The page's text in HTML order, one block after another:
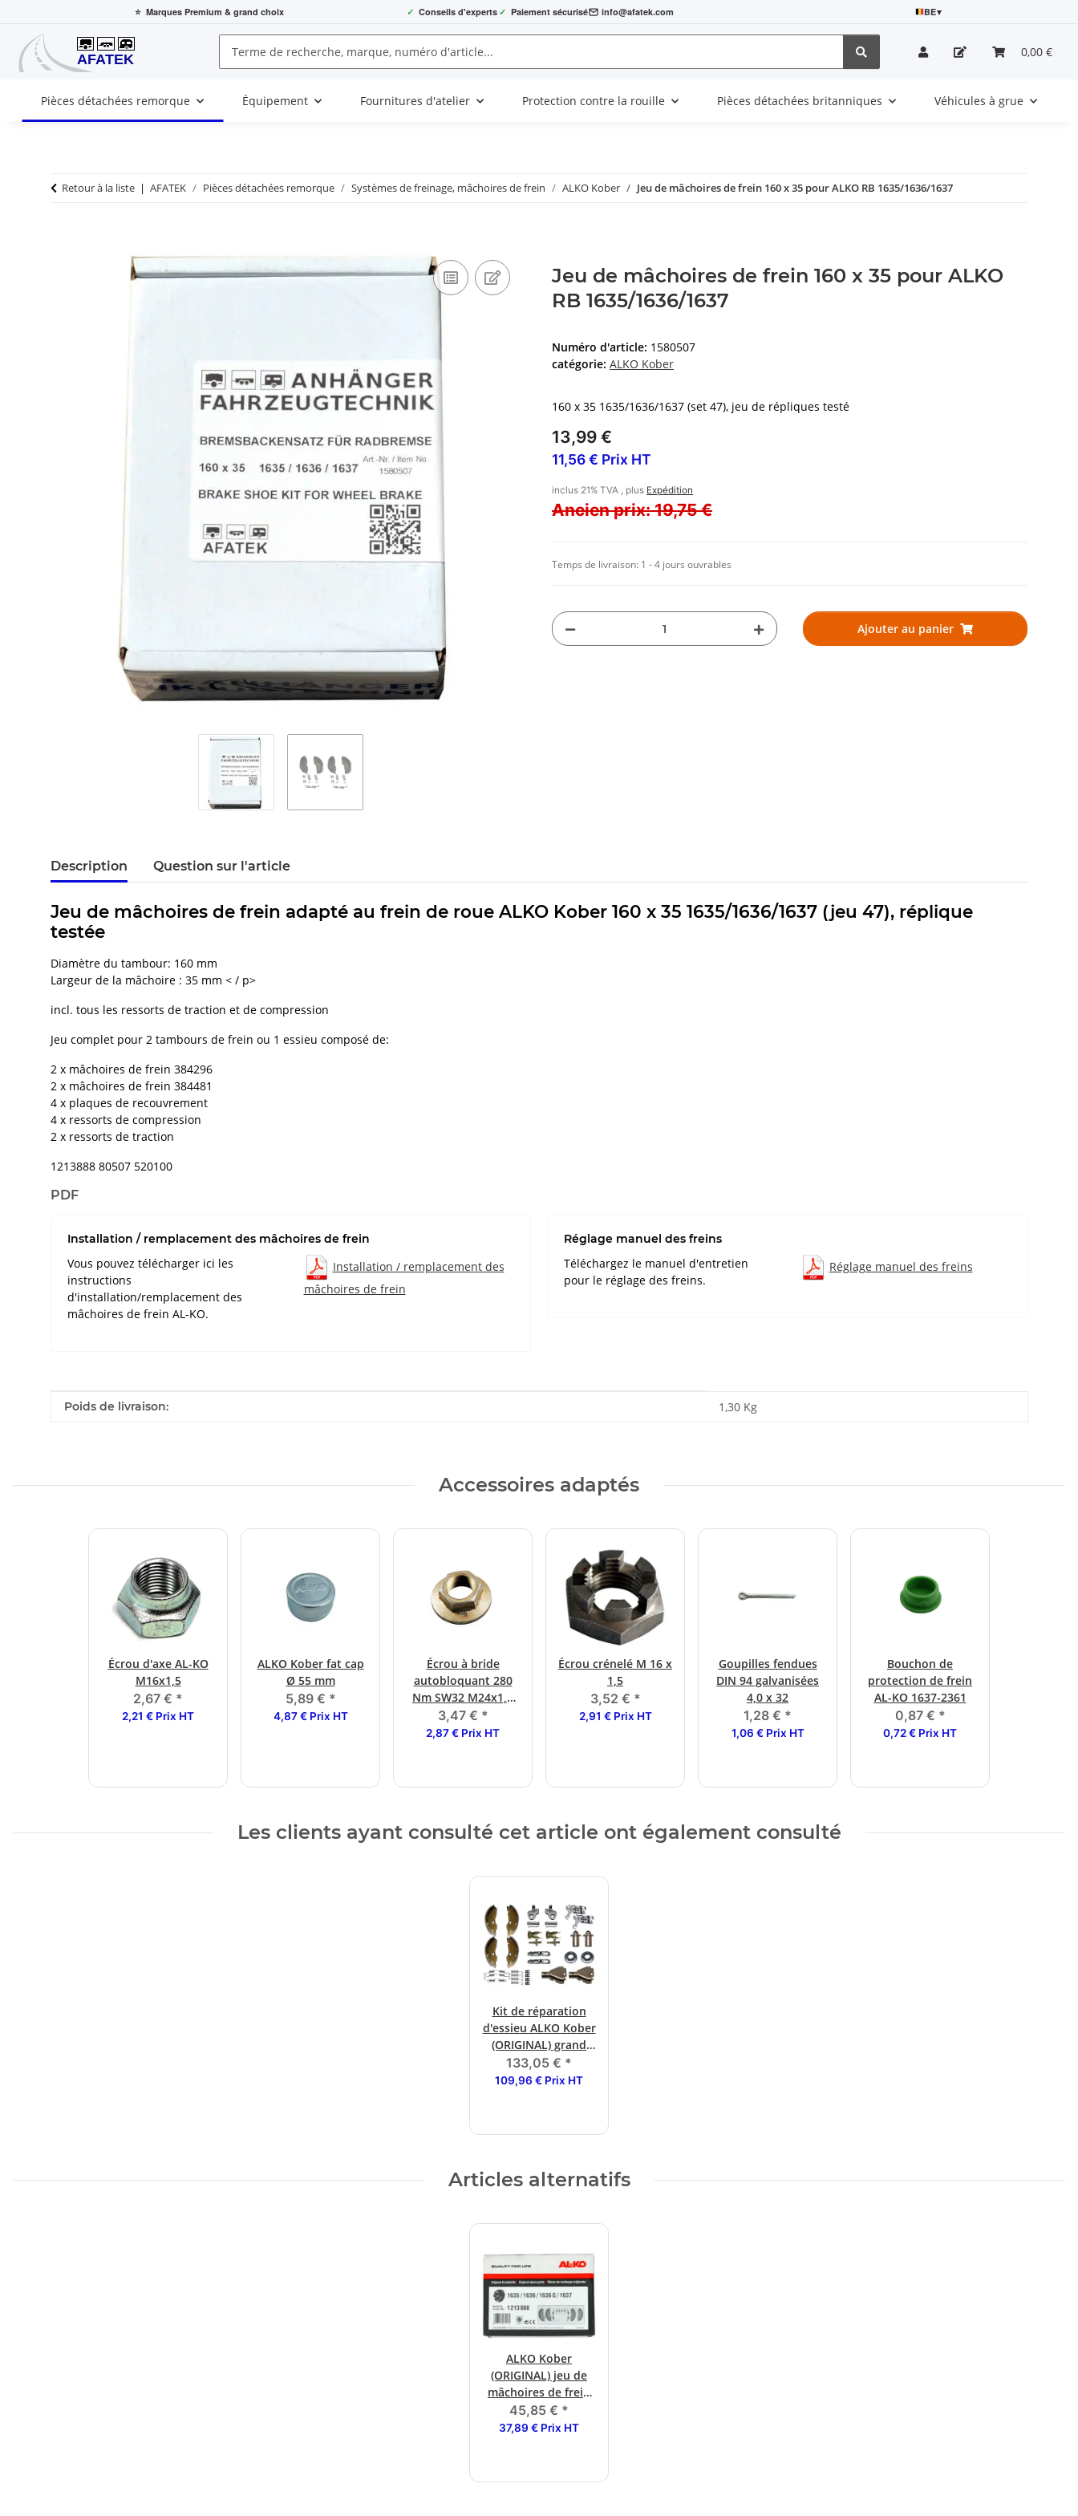
⭐ Marques Premium & grand choix ✓ Conseils d'experts ✓ Paiement sécurisé info@afatek.com BE▾
0,00 €
Pièces détachées remorque Équipement Fournitures d'atelier Protection contre la rouille Pièces détachées britanniques Véhicules à grue
Retour à la liste AFATEK Pièces détachées remorque Systèmes de freinage, mâchoires de frein ALKO Kober Jeu de mâchoires de frein 160 x 35 pour ALKO RB 1635/1636/1637
Jeu de mâchoires de frein 160 x 35 pour ALKO
RB 1635/1636/1637
Numéro d'article: 1580507
catégorie: ALKO Kober
160 x 35 1635/1636/1637 (set 47), jeu de répliques testé
13,99 €
11,56 € Prix HT
inclus 21% TVA , plus Expédition
Ancien prix: 19,75 €
Temps de livraison: 1 - 4 jours ouvrables
Ajouter au panier
Description Question sur l'article
Jeu de mâchoires de frein adapté au frein de roue ALKO Kober 160 x 35 1635/1636/1637 (jeu 47), réplique
testée
Diamètre du tambour: 160 mm
Largeur de la mâchoire : 35 mm < / p>
incl. tous les ressorts de traction et de compression
Jeu complet pour 2 tambours de frein ou 1 essieu composé de:
2 x mâchoires de frein 384296
2 x mâchoires de frein 384481
4 x plaques de recouvrement
4 x ressorts de compression
2 x ressorts de traction
1213888 80507 520100
PDF
Installation / remplacement des mâchoires de frein
Vous pouvez télécharger ici les
instructions
d'installation/remplacement des
mâchoires de frein AL-KO.
Installation / remplacement des
mâchoires de frein
Réglage manuel des freins
Téléchargez le manuel d'entretien
pour le réglage des freins.
Réglage manuel des freins
#productDetails.itemInformation#
#productDetails.itemValue#
Poids de livraison: 1,30 Kg
Accessoires adaptés
Écrou d'axe AL-KO
M16x1,5
2,67 € *
2,21 € Prix HT
ALKO Kober fat cap
Ø 55 mm
5,89 € *
4,87 € Prix HT
Écrou à bride
autobloquant 280
Nm SW32 M24x1,5
1637/2051
3,47 € *
2,87 € Prix HT
Écrou crénelé M 16 x
1,5
3,52 € *
2,91 € Prix HT
Goupilles fendues
DIN 94 galvanisées
4,0 x 32
1,28 € *
1,06 € Prix HT
Bouchon de
protection de frein
AL-KO 1637-2361
0,87 € *
0,72 € Prix HT
Les clients ayant consulté cet article ont également consulté
Kit de réparation
d'essieu ALKO Kober
(ORIGINAL) grand
160 x 35
1635/1636/1637
133,05 € *
109,96 € Prix HT
Articles alternatifs
ALKO Kober
(ORIGINAL) jeu de
mâchoires de frein
160 x 35
1635/1636/1637 (jeu
45,85 € *
37,89 € Prix HT